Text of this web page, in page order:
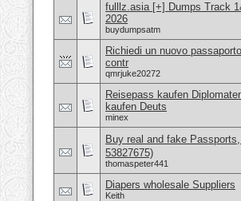
fulllz.asia [+] Dumps Track
2026
buydumpsatm
Richiedi un nuovo
contr
qmrjuke20272
Reisepass kaufen
kaufen Deuts
minex
Buy real and fake
53827675)
thomaspeter441
Diapers wholesale Suppliers
Keith